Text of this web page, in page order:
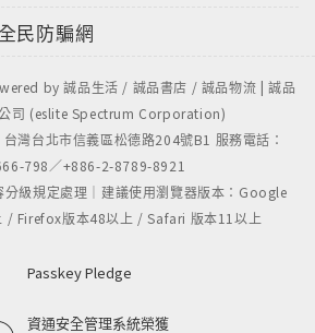
民防騙網
by 誠品生活 / 誠品書店 / 誠品物流 | 誠品
司 (eslite Spectrum Corporation)
灣台北市信義區松德路204號B1 服務電話：
798／+886-2-8789-8921
分級規定處理｜建議使用瀏覽器版本：Google
/ Firefox版本48以上 / Safari 版本11以上
Passkey Pledge
資通安全管理系統榮獲